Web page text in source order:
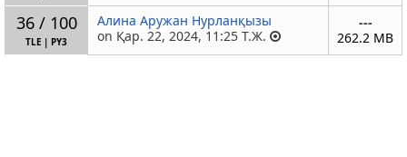
36 / 100
TLE | PY3
Алина Аружан Нурланқызы
on Қар. 22, 2024, 11:25 Т.Ж.
---
262.2 MB